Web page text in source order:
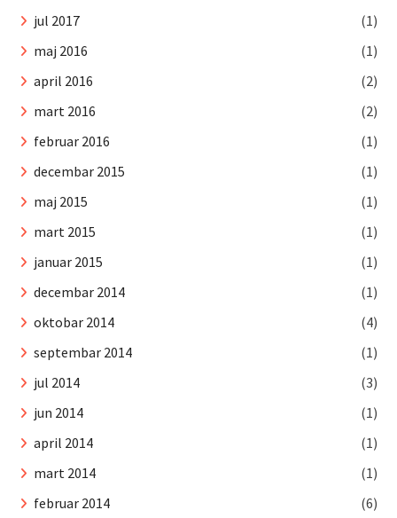
jul 2017
(1)
maj 2016
(1)
april 2016
(2)
mart 2016
(2)
februar 2016
(1)
decembar 2015
(1)
maj 2015
(1)
mart 2015
(1)
januar 2015
(1)
decembar 2014
(1)
oktobar 2014
(4)
septembar 2014
(1)
jul 2014
(3)
jun 2014
(1)
april 2014
(1)
mart 2014
(1)
februar 2014
(6)